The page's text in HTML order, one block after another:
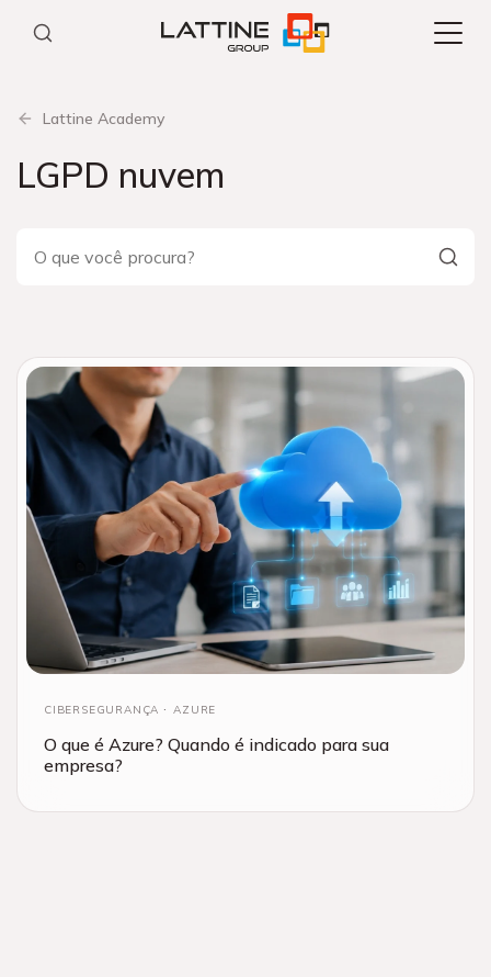
Lattine Academy
LGPD nuvem
CIBERSEGURANÇA AZURE
O que é Azure? Quando é indicado para sua
empresa?